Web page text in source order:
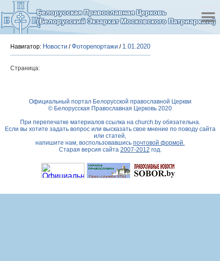
Белорусская Православная Церковь
(Белорусский Экзархат Московского Патриархата)
Навигатор: Новости /Фоторепортажи / 1.01.2020
Страница:
Официальный портал Белорусской православной Церкви
© Белорусская Православная Церковь 2020
При перепечатке материалов ссылка на church.byобязательна.
Если вы хотите задать вопрос или высказать свое мнение по поводу сайта
или статей,
напишите нам, воспользовавшись почтовой формой.
Старая версия сайта 2007-2012 год.